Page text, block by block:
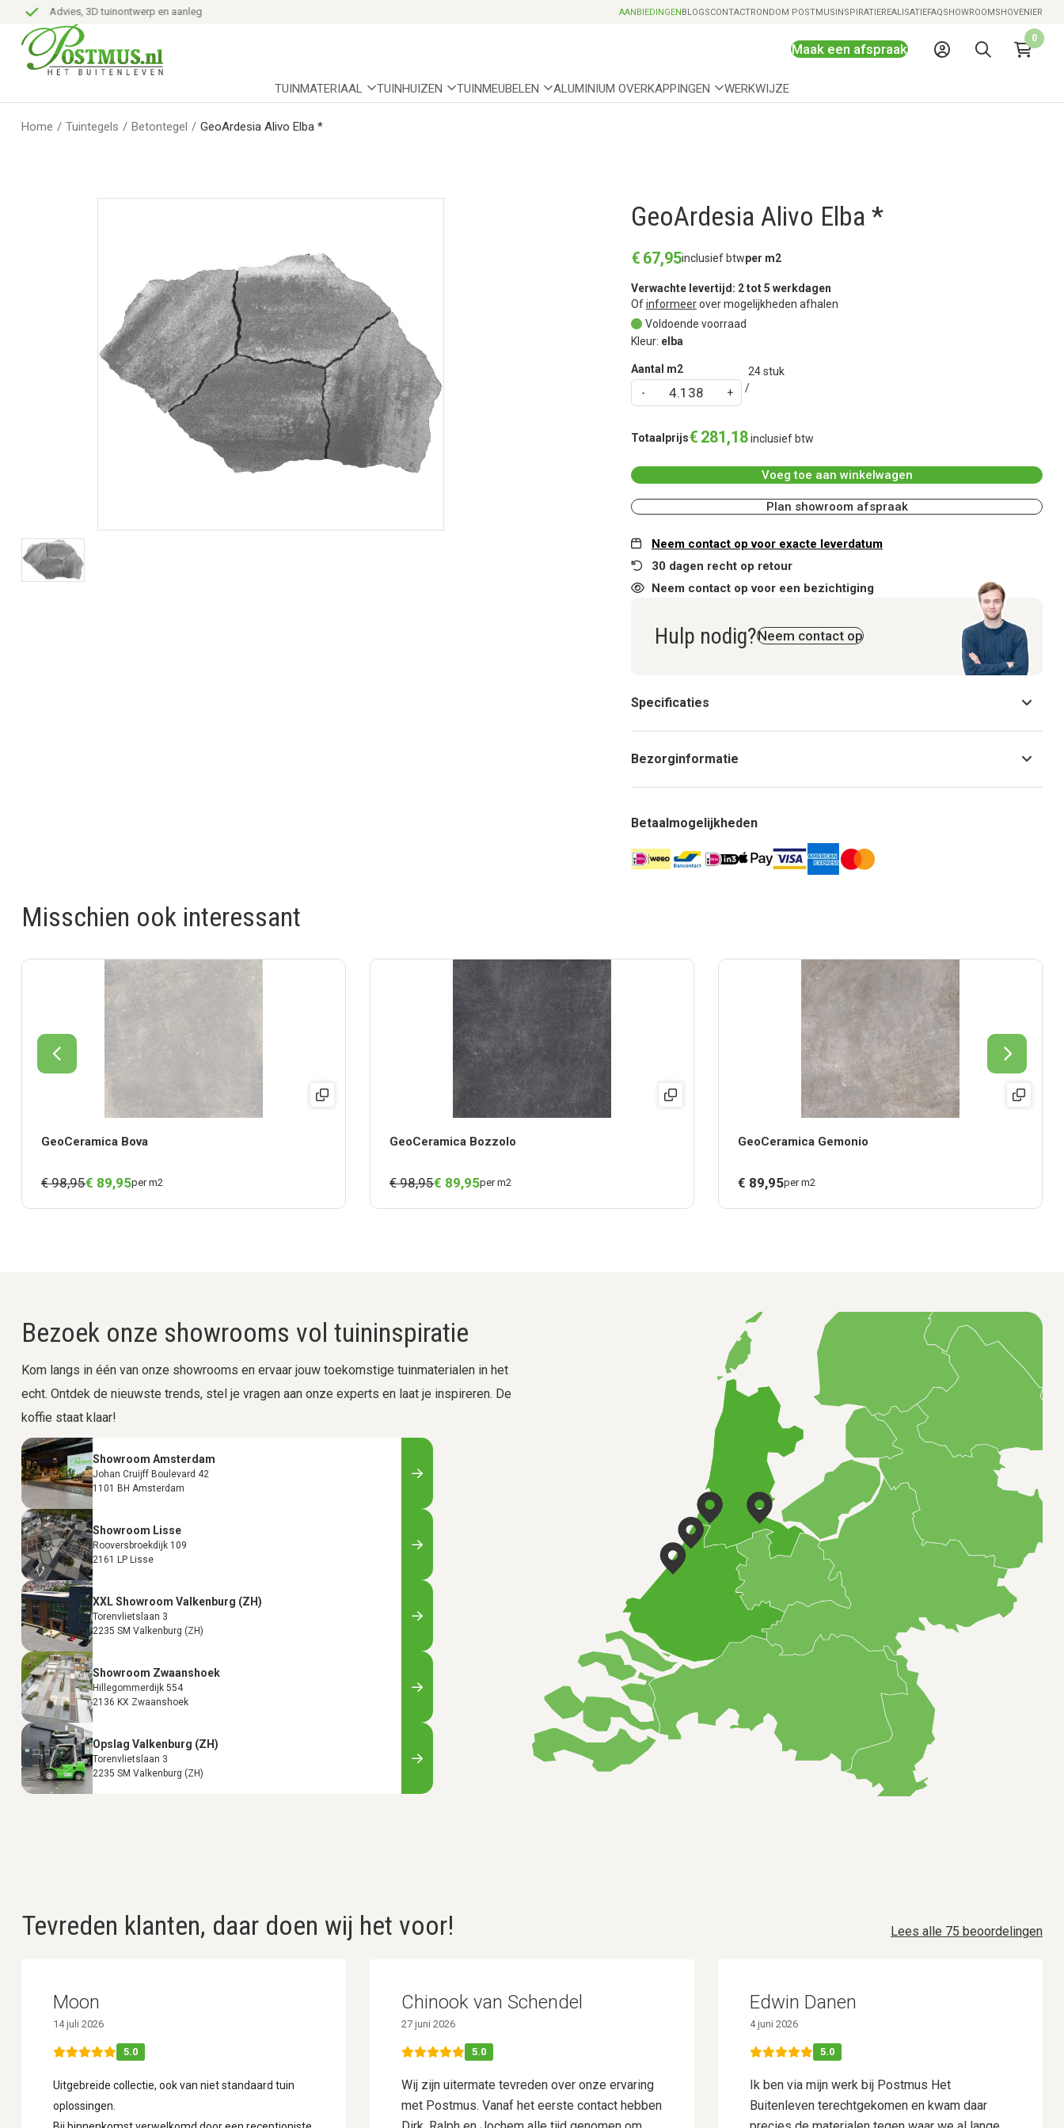
Advies, 3D tuinontwerp en aanleg Snelle levering mogelijk
AANBIEDINGENBLOGSCONTACTRONDOM POSTMUSINSPIRATIEREALISATIEFAQSHOWROOMSHOVENIER
Maak een afspraak
0
TUINMATERIAAL TUINHUIZEN TUINMEUBELEN ALUMINIUM OVERKAPPINGEN WERKWIJZE
Home / Tuintegels / Betontegel / GeoArdesia Alivo Elba *
GeoArdesia Alivo Elba *
€ 67,95inclusief btwper m2
Verwachte levertijd: 2 tot 5 werkdagen
Ofinformeerover mogelijkheden afhalen
Voldoende voorraad
Kleur: elba
Aantal m2 24stuk
Totaalprijs€ 281,18inclusief btw
Voeg toe aan winkelwagen
Plan showroom afspraak
Neem contact op voor exacte leverdatum
30 dagen recht op retour
Neem contact op voor een bezichtiging
Hulp nodig?Neem contact op
Specificaties
Bezorginformatie
Betaalmogelijkheden
Misschien ook interessant
GeoCeramica Bova
€ 98,95€ 89,95per m2
GeoCeramica Bozzolo
€ 98,95€ 89,95per m2
GeoCeramica Gemonio
€ 89,95per m2
Bezoek onze showrooms vol tuininspiratie
Kom langs in één van onze showrooms en ervaar jouw toekomstige tuinmaterialen in het
echt. Ontdek de nieuwste trends, stel je vragen aan onze experts en laat je inspireren. De
koffie staat klaar!
Showroom Amsterdam
Johan Cruijff Boulevard 42
1101 BH Amsterdam
Showroom Lisse
Rooversbroekdijk 109
2161 LP Lisse
XXL Showroom Valkenburg (ZH)
Torenvlietslaan 3
2235 SM Valkenburg (ZH)
Showroom Zwaanshoek
Hillegommerdijk 554
2136 KX Zwaanshoek
Opslag Valkenburg (ZH)
Torenvlietslaan 3
2235 SM Valkenburg (ZH)
Tevreden klanten, daar doen wij het voor! Lees alle 75 beoordelingen
Moon
14 juli 2026
5.0
Uitgebreide collectie, ook van niet standaard tuin
oplossingen.
Chinook van Schendel
27 juni 2026
5.0
Wij zijn uitermate tevreden over onze ervaring
met Postmus. Vanaf het eerste contact hebben
Edwin Danen
4 juni 2026
5.0
Ik ben via mijn werk bij Postmus Het
Buitenleven terechtgekomen en kwam daar